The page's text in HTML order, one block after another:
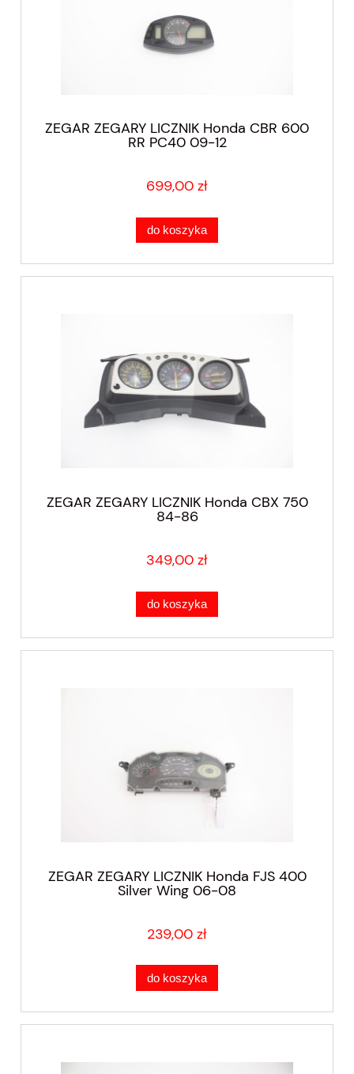
ZEGAR ZEGARY LICZNIK Honda CBR 600
RR PC40 09-12
699,00 zł
do koszyka
ZEGAR ZEGARY LICZNIK Honda CBX 750
84-86
349,00 zł
do koszyka
ZEGAR ZEGARY LICZNIK Honda FJS 400
Silver Wing 06-08
239,00 zł
do koszyka